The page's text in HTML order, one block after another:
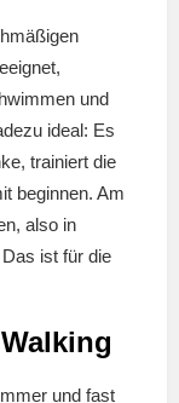
und
ideal: Es
trainiert die
beginnen. Am
also in
ist für die
und fast